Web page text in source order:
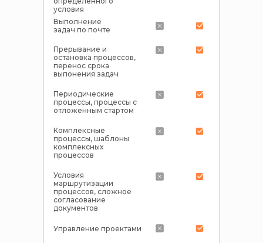
условия
Выполнение
задач по почте
Прерывание и
остановка процессов,
перенос срока
выпонения задач
Периодические
процессы, процессы с
отложенным стартом
Комплексные
процессы, шаблоны
комплексных
процессов
Условия
маршрутизации
процессов, сложное
согласование
документов
Управление проектами